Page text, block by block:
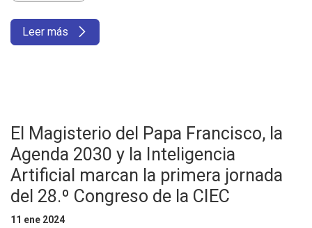
Leer más
El Magisterio del Papa Francisco, la
Agenda 2030 y la Inteligencia
Artificial marcan la primera jornada
del 28.º Congreso de la CIEC
11 ene 2024